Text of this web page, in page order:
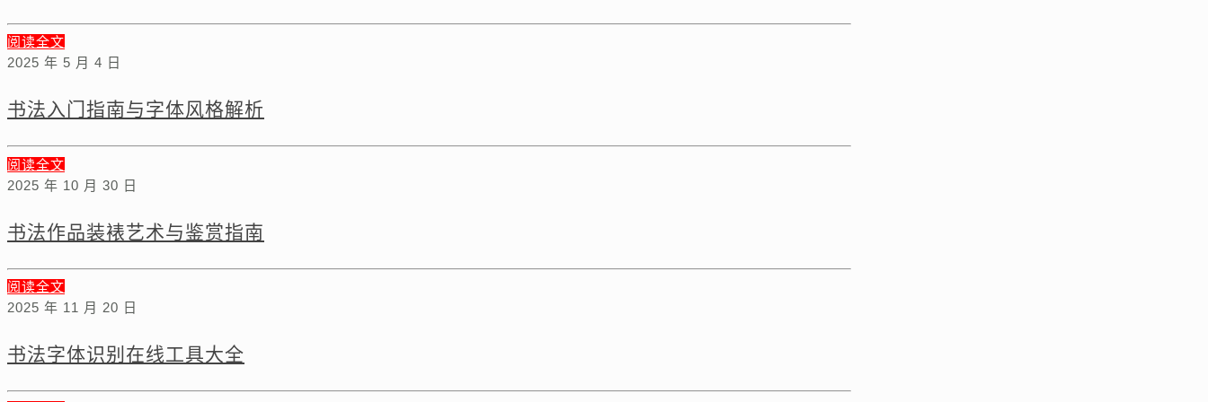
阅读全文
2025 年 5 月 4 日
书法入门指南与字体风格解析
阅读全文
2025 年 10 月 30 日
书法作品装裱艺术与鉴赏指南
阅读全文
2025 年 11 月 20 日
书法字体识别在线工具大全